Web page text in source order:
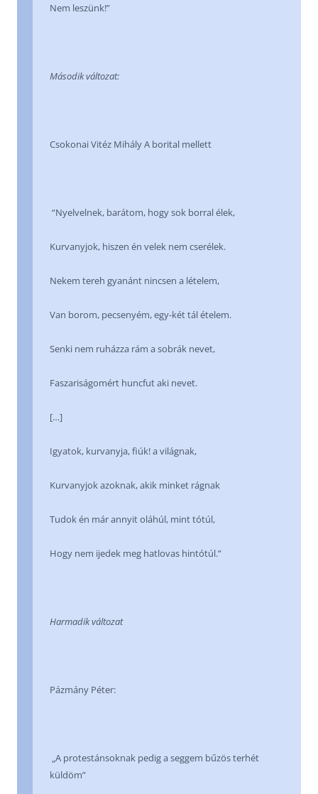
Nem leszünk!”
Második változat:
Csokonai Vitéz Mihály A borital mellett
“Nyelvelnek, barátom, hogy sok borral élek,
Kurvanyjok, hiszen én velek nem cserélek.
Nekem tereh gyanánt nincsen a lételem,
Van borom, pecsenyém, egy-két tál ételem.
Senki nem ruházza rám a sobrák nevet,
Faszariságomért huncfut aki nevet.
[…]
Igyatok, kurvanyja, fiúk! a világnak,
Kurvanyjok azoknak, akik minket rágnak
Tudok én már annyit oláhúl, mint tótúl,
Hogy nem ijedek meg hatlovas hintótúl.”
Harmadik változat
Pázmány Péter:
„A protestánsoknak pedig a seggem bűzös terhét
küldöm”